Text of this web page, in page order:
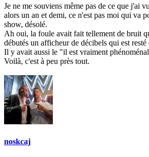
Je ne me souviens même pas de ce que j'ai
alors un an et demi, ce n'est pas moi qui va
show, désolé.
Ah oui, la foule avait fait tellement de bruit
débutés un afficheur de décibels qui est resté
Il y avait aussi le "il est vraiment
Voilà, c'est à peu près tout.
noskcaj